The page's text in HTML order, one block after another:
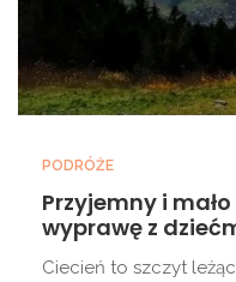
PODRÓŻE
Przyjemny i
wyprawę z
Ciecień to szczyt